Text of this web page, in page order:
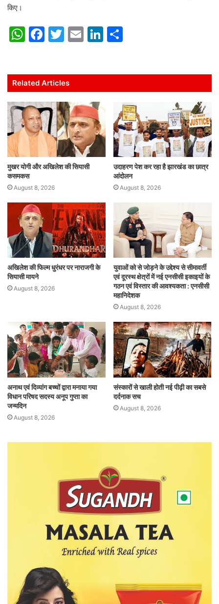
किए।
W
s
A
p
p
F
e
b
o
o
k
T
er
E
l
Li
e
dI
n
e
Related Articles
मुखर योगी और अखिलेश की सियासी
कसमकस
August 8, 2026
उदाहरण पेश कर रहा है झारखंड का छात्र
आंदोलन
August 8, 2026
अखिलेश की फिल्म धुरंधर पर नाराजगी के
सियासी मायने
August 8, 2026
युवाओं को से जोड़ने के उद्देश्य से सीमावर्ती
एवं दूरस्थ क्षेत्रों में नई एनसीसी इकाइयों के
गठन एवं विस्तार की आवश्यकता : एनसीसी
महानिदेशक
August 8, 2026
अनाथ एवं दिव्यांग बच्चों द्वारा मनाया गया
विधान परिषद सदस्य अनूप गुप्ता का
जन्मदिन
August 8, 2026
संस्कारों से खाली होती नई पीढ़ी का सबसे
दर्दनाक सच
August 8, 2026